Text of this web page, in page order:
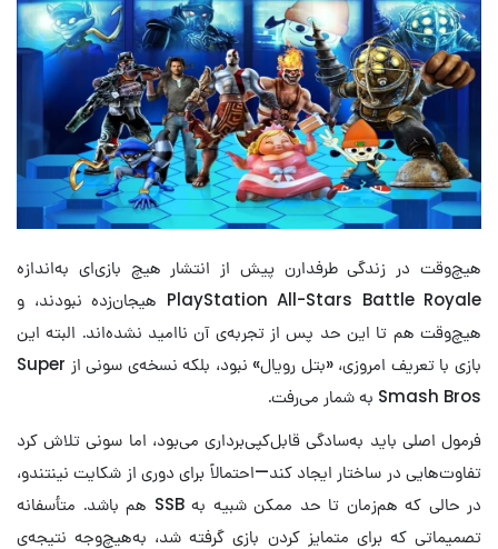
هیچ‌وقت در زندگی‌ طرفدارن پیش از انتشار هیچ بازی‌ای به‌اندازه
PlayStation All-Stars Battle Royale هیجان‌زده نبودند، و
هیچ‌وقت هم تا این حد پس از تجربه‌ی آن ناامید نشده‌اند. البته این
بازی با تعریف امروزی، «بتل رویال» نبود، بلکه نسخه‌ی سونی از Super
Smash Bros به شمار می‌رفت.
فرمول اصلی باید به‌سادگی قابل‌کپی‌برداری می‌بود، اما سونی تلاش کرد
تفاوت‌هایی در ساختار ایجاد کند—احتمالاً برای دوری از شکایت نینتندو،
در حالی که هم‌زمان تا حد ممکن شبیه به SSB هم باشد. متأسفانه
تصمیماتی که برای متمایز کردن بازی گرفته شد، به‌هیچ‌وجه نتیجه‌ی